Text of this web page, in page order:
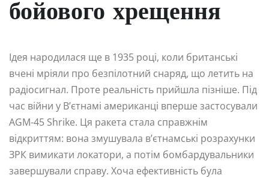
бойового хрещення
Ідея народилася ще в 1935 році, коли британські
вчені мріяли про безпілотний снаряд, що летить на
радіосигнал. Проте реальність прийшла пізніше. Під
час війни у В’єтнамі американці вперше застосували
AGM-45 Shrike. Ця ракета стала справжнім
відкриттям: вона змушувала в’єтнамські розрахунки
ЗРК вимикати локатори, а потім бомбардувальники
завершували справу. Хоча ефективність була